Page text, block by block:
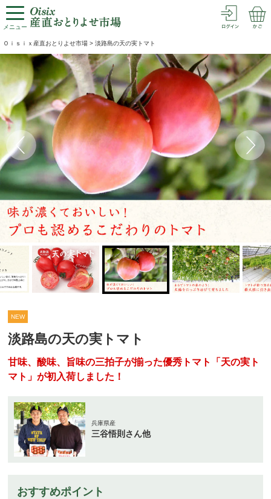
メニュー
Ｏｉｓｉｘ産直おとりよせ市場 > 淡路島の天の実トマト
NEW
淡路島の天の実トマト
甘味、酸味、旨味の三拍子が揃った優秀トマト「天の実ト
マト」が初入荷しました！
兵庫県産
三谷悟則さん他
おすすめポイント